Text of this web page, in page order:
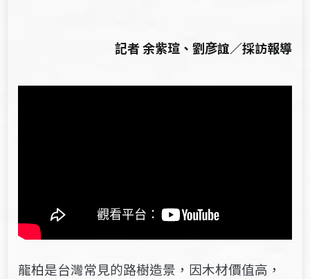
記者 余紫瑄、劉彦誼／採訪報導
龍柏是台灣常見的路樹造景 ，因木材價值高，